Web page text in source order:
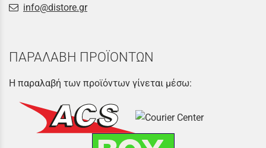
info@distore.gr
ΠΑΡΑΛΑΒΗ ΠΡΟΪΟΝΤΩΝ
Η παραλαβή των προϊόντων γίνεται μέσω: